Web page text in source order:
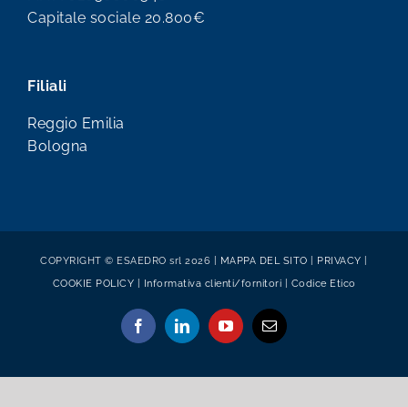
Capitale sociale 20.800€
Filiali
Reggio Emilia
Bologna
COPYRIGHT © ESAEDRO srl 2026 | MAPPA DEL SITO PRIVACY
COOKIE POLICY
Informativa clienti/fornitori Codice Etico
FacebookLinkedInYouTubeEmail